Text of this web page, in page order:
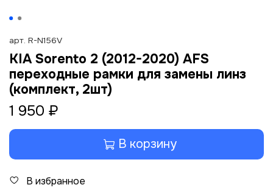
арт. R-N156V
KIA Sorento 2 (2012-2020) AFS
переходные рамки для замены линз
(комплект, 2шт)
1 950 ₽
В корзину
В избранное